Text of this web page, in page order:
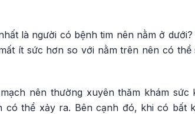
là người có bệnh tim nên nằm ở
ít sức hơn so với nằm trên nên có
nên thường xuyên thăm khám
có thể xảy ra. Bên cạnh đó, khi có bất